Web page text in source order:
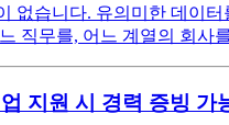
없습니다. 유의미한 데이
직무를, 어느 계열의 회사
지원 시 경력 증빙 가